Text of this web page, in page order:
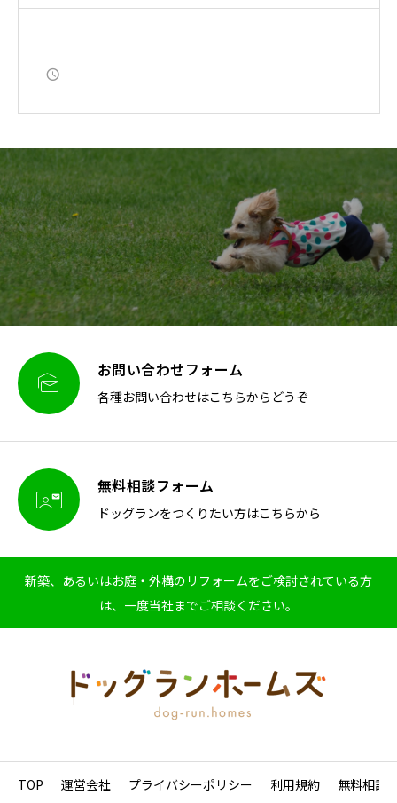
 お問い合わせフォーム
各種お問い合わせはこちらからどうぞ
 無料相談フォーム
ドッグランをつくりたい方はこちらから
新築、あるいはお庭・外構のリフォームをご検討されている方
は、一度当社までご相談ください。
TOP 運営会社 プライバシーポリシー 利用規約 無料相談